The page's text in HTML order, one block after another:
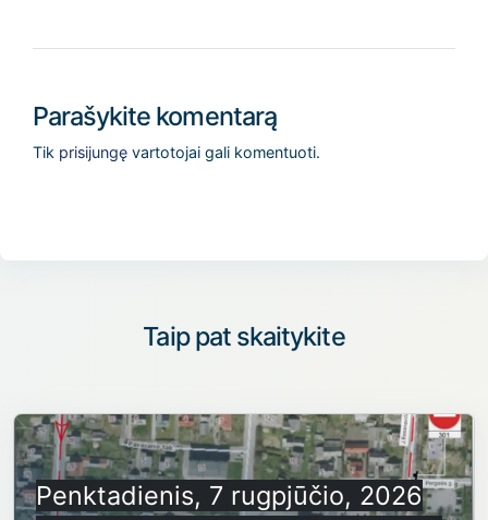
Parašykite komentarą
Tik prisijungęvartotojai gali komentuoti.
Taip pat skaitykite
Penktadienis, 7 rugpjūčio, 2026